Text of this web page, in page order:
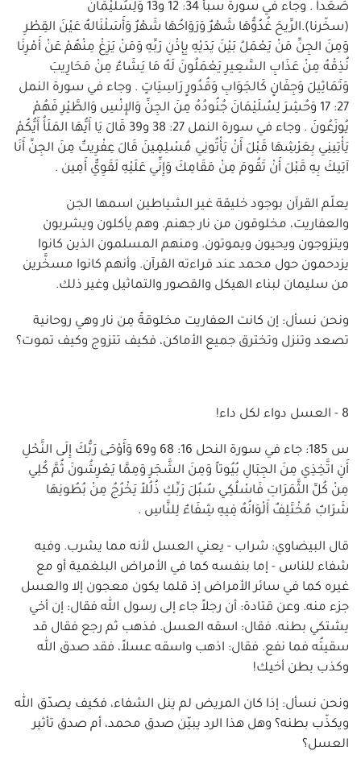
صَعَداً . وجاء في سورة سبأ 34: 12 و13 وَلِسُلَيْمَانَ
(سخّرنا).الرِّيحَ غُدُوُّهَا شَهْرٌ وَرَوَاحُهَا شَهْرٌ وَأَسَلْنَالهُ عَيْنَ القِطْرِ
وَمِنَ الجِنِّ مَنْ يَعْمَلُ بَيْنَ يَدَيْهِ بِإِذْنِ رَبِّهِ وَمَنْ يَزِغْ مِنْهُمْ عَنْ أَمْرِنَا
نُذِقْهُ مِنْ عَذَابِ السَّعِيرِ يَعْمَلُونَ لَهُ مَا يَشَاءُ مِنْ مَحَارِيبَ
وَتَمَاثِيلَ وَجِفَانٍ كَالجَوَابِ وَقُدُورٍ رَاسِيَاتٍ . وجاء في سورة النمل
27: 17 وَحُشِرَ لِسُلَيْمَانَ جُنُودُهُ مِنَ الجِنِّ وَالإِنْسِ وَالطَّيْرِ فَهُمْ
يُوزَعُونَ . وجاء في سورة النمل 27: 38 و39 قَالَ يَا أَيُّهَا المَلَأُ أَيُّكُمْ
يَأْتِينِي بِعَرْشِهَا قَبْلَ أَنْ يَأْتُونِي مُسْلِمِينَ قَالَ عِفْرِيتٌ مِنَ الجِنِّ أَنَا
آتِيكَ بِهِ قَبْلَ أَنْ تَقُومَ مِنْ مَقَامِكَ وَإِنِّي عَلَيْهِ لَقَوِيٌّ أَمِين .
يعلّم القرآن بوجود خليقة غير الشياطين اسمها الجن
والعفاريت، مخلوقون من نار جهنم. وهم يأكلون ويشربون
ويتزوجون ويحيون ويموتون. ومنهم المسلمون الذين كانوا
يزدحمون حول محمد عند قراءته القرآن. وأنهم كانوا مسخَّرين
من سليمان لبناء الهيكل والقصور والتماثيل وغير ذلك.
ونحن نسأل: إن كانت العفاريت مخلوقةً مِن نار وهي روحانية
تصعد وتنزل وتخترق جميع الأماكن، فكيف تتزوج وكيف تموت؟
8 - العسل دواء لكل داء!
س 185: جاء في سورة النحل 16: 68 و69 وَأَوْحَى رَبُّكَ إِلَى النَّحْلِ
أَنِ اتَّخِذِي مِنَ الجِبَالِ بُيُوتاً وَمِنَ الشَّجَرِ وَمِمَّا يَعْرِشُونَ ثُمَّ كُلِي
مِنْ كُلِّ الثَّمَرَاتِ فَاسْلُكِي سُبُلَ رَبِّكِ ذُلُلاً يَخْرُجُ مِنْ بُطُونِهَا
شَرَابٌ مُخْتَلِفٌ أَلْوَانُهُ فِيهِ شِفَاءٌ لِلنَّاسِ .
قال البيضاوي: شراب - يعني العسل لأنه مما يشرب. وفيه
شفاء للناس - إما بنفسه كما في الأمراض البلغمية أو مع
غيره كما في سائر الأمراض إذ قلما يكون معجون إلا والعسل
جزء منه. وعن قتادة: أن رجلاً جاء إلى رسول الله فقال: إن أخي
يشتكي بطنه. فقال: اسقه العسل. فذهب ثم رجع فقال قد
سقيتُه فما نفع. فقال: اذهب واسقه عسلاً، فقد صدق الله
وكذب بطن أخيك!
ونحن نسأل: إذا كان المريض لم ينل الشفاء، فكيف يصدّق الله
ويكذّب بطنه؟ وهل هذا الرد يبيّن صدق محمد، أم صدق تأثير
العسل؟